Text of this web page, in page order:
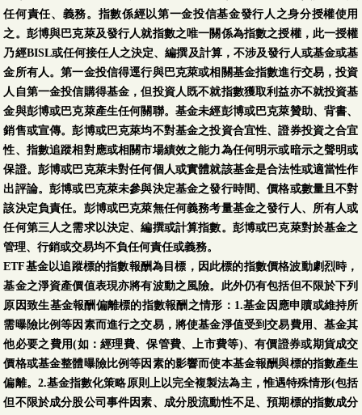
任何責任、義務。指數係經以第一金投信基金發行人之身分授權使用
之。彭博與巴克萊及發行人就指數之唯一關係為指數之授權，此一授權
乃經BISL或任何接任人之決定、編撰及計算，不涉及發行人或基金或基
金所有人。第一金投信得逕行與巴克萊或相關基金指數進行交易，投資
人自第一金投信購得基金，但投資人既不就指數獲取利益亦不就投資基
金與彭博或巴克萊產生任何關聯。基金未經彭博或巴克萊贊助、背書、
銷售或宣傳。彭博或巴克萊均不對基金之投資合宜性、證券投資之合宜
性、指數追蹤相對應或相關市場績效之能力為任何明示或暗示之聲明或
保證。彭博或巴克萊未對任何個人或實體就該基金是合法性或適當性作
出評論。彭博或巴克萊未參與決定基金之發行時間、價格或數量且不對
該決定負責任。彭博或巴克萊無任何義務考量基金之發行人、所有人或
任何第三人之需求以決定、編撰或計算指數。彭博或巴克萊對於基金之
管理、行銷或交易均不負任何責任或義務。
ETF基金以追蹤標的指數報酬為目標，因此標的指數價格波動劇烈時，
基金之淨資產價值表現亦將有波動之風險。此外仍有包括但不限於下列
原因致生基金報酬偏離標的指數報酬之情形：1.基金因應申贖或維持所
需曝險比例等因素而進行之交易，將使基金淨值受到交易費用、基金其
他必要之費用(如：經理費、保管費、上市費等)、有價證券或期貨成交
價格或基金整體曝險比例等因素的影響而使本基金報酬與標的指數產生
偏離。2.基金指數化策略原則上以完全複製法為主，惟遇特殊情形(包括
但不限於成分股公司事件因素、成分股流動性不足、預期標的指數成分